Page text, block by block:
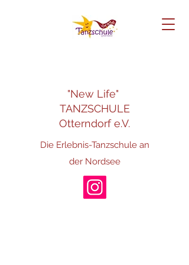
"New Life"
TANZSCHULE
Otterndorf e.V.
Die Erlebnis-Tanzschule an
der Nordsee